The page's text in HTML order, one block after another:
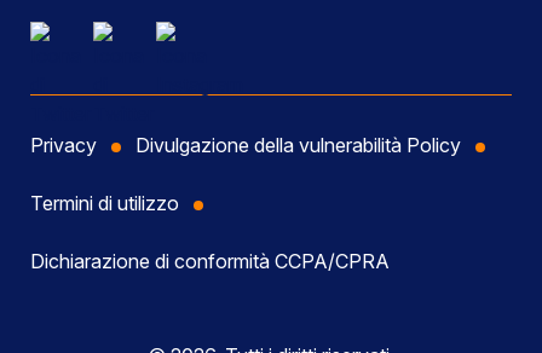
Privacy Divulgazione della vulnerabilità Policy
Termini di utilizzo
Dichiarazione di conformità CCPA/CPRA